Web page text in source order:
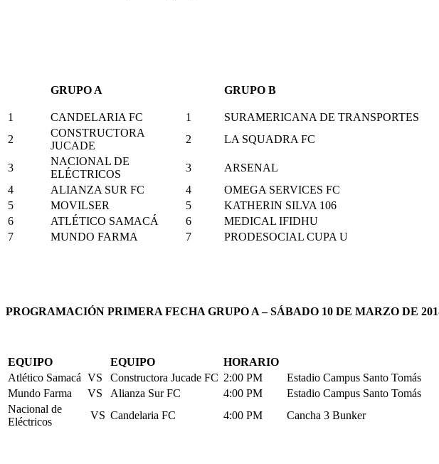
GRUPO A GRUPO B
1 CANDELARIA FC 1
SURAMERICANA DE TRANSPORTES
2
CONSTRUCTORA
JUCADE
2 LA SQUADRA FC
3
NACIONAL DE
ELÉCTRICOS
3
ARSENAL
4
ALIANZA SUR FC 4
OMEGA SERVICES FC
5
MOVILSER 5
KATHERIN SILVA 106
6
ATLÉTICO SAMACÁ 6
MEDICAL IFIDHU
7
MUNDO FARMA 7 PRODESOCIAL CUPA U
PROGRAMACIÓN PRIMERA FECHA GRUPO A – SÁBADO 10 DE MARZO DE
EQUIPO EQUIPO
HORARIO
Atlético Samacá VS Constructora Jucade FC 2:00 PM
Estadio Campus Santo Tomás
Mundo Farma
VS Alianza Sur FC 4:00 PM
Estadio Campus Santo Tomás
Nacional de
Eléctricos
VS Candelaria FC 4:00 PM Cancha 3 Bunker